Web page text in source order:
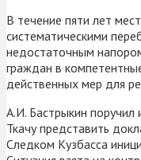
В течение пяти лет
систематическими
недостаточным
граждан в
действенных мер для
А.И. Бастрыкин поручил
Ткачу представить
Следком Кузбасса